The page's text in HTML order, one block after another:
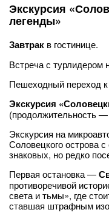
Экскурсия
легенды»
Завтрак в гостинице.
Встреча с турлидером
Пешеходный переход
Экскурсия
(продолжительность —
Экскурсия на
Соловецкого острова
знаковых, но редко
Первая остановка —
противоречивой
света и тьмы», где
ставшая штрафным